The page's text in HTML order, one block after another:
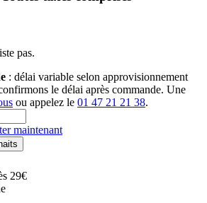
pas.
: délai variable selon approvisionnement
le délai après commande. Une
ou appelez le 01 47 21 21 38.
maintenant
29€